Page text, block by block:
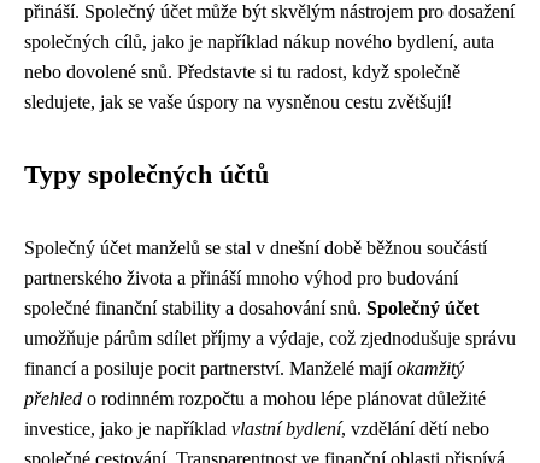
přináší. Společný účet může být skvělým nástrojem pro dosažení
společných cílů, jako je například nákup nového bydlení, auta
nebo dovolené snů. Představte si tu radost, když společně
sledujete, jak se vaše úspory na vysněnou cestu zvětšují!
Typy společných účtů
Společný účet manželů se stal v dnešní době běžnou součástí
partnerského života a přináší mnoho výhod pro budování
společné finanční stability a dosahování snů. Společný účet
umožňuje párům sdílet příjmy a výdaje, což zjednodušuje správu
financí a posiluje pocit partnerství. Manželé majíokamžitý
přehled o rodinném rozpočtu a mohou lépe plánovat důležité
investice, jako je například vlastní bydlení, vzdělání dětí nebo
společné cestování. Transparentnost ve finanční oblasti přispívá